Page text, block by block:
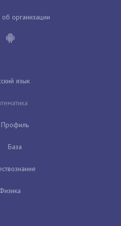
организации
язык
Профиль
База
Физика